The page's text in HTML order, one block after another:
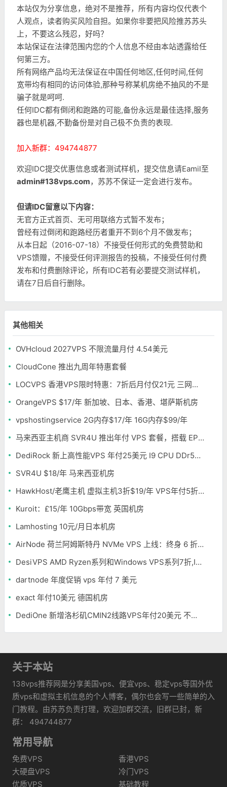
本站仅为分享信息，绝对不是推荐，所有内容均仅代表个
人观点，读者购买风险自担。如果你非要把风险推苏苏头
上，不要这么残忍，好吗？
本站保证在法律范围内您的个人信息不经由本站透露给任
何第三方。
所有网络产品均无法保证在中国任何地区,任何时间,任何
宽带均有相同的访问体验,那种号称某机房绝不抽风的不是
骗子就是呵呵.
任何IDC都有倒闭和跑路的可能,备份永远是最佳选择,服务
器也是机器,不勤备份是对自己极不负责的表现.
加入新群：494744877
欢迎IDC提交优惠信息或者测试样机，提交信息请Eamil至
admin#138vps.com，苏苏不保证一定会进行发布。
但请IDC留意以下内容：
无官方正式首页、无可用联络方式暂不发布；
曾经有过倒闭和跑路经历者重开不到6个月不做发布；
从本日起（2016-07-18）不接受任何形式的免费赞助和
VPS馈赠，不接受任何评测报告的投稿，不接受任何付费
发布和付费删除评论，所有IDC若有必要提交测试样机，
请在7日后自行删除。
其他相关
OVHcloud 2027VPS 不限流量月付 4.54美元
CloudCone 推出九周年特惠套餐
LOCVPS 香港VPS限时特惠：7折后月付仅21元 三网优化BGP线路 可选原生IP
OrangeVPS $17/年 新加坡、日本、香港、堪萨斯机房
vpshostingservice 2G内存$17/年 16G内存$99/年
马来西亚主机商 SVR4U 推出年付 VPS 套餐，搭载 EPYC/至强铂金，支持支付宝
DediRock 新上高性能VPS 年付25美元 I9 CPU DDr5内存 纽约机房
SVR4U $18/年 马来西亚机房
HawkHost/老鹰主机 虚拟主机3折$19/年 VPS年付5折$25/年
Kuroit：£15/年 10Gbps带宽 英国机房
Lamhosting 10元/月日本机房
AirNode 荷兰阿姆斯特丹 NVMe VPS 上线：终身 6 折，€1.99/月起，2.5Tbit/s DDoS 防护
DesiVPS AMD Ryzen系列和Windows VPS系列7折,Intel系列年付11.6美元
dartnode 年度促销 vps 年付 7 美元
exact 年付10美元 德国机房
DediOne 新增洛杉矶CMIN2线路VPS年付20美元 不限流量
关于本站
138vps推荐网是分享美国vps、便宜vps、稳定vps等国外优
质vps和虚拟主机信息的个人博客，偶尔也会写一些简单的入
门教程。由苏苏负责打理，欢迎加群交流，旧群已封，新
群： 494744877
常用导航
免费VPS
香港VPS
大硬盘VPS
冷门VPS
优质VPS
基础教程